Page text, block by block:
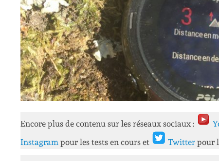
Encore plus de contenu sur les réseaux sociaux :
Instagram pour les tests en cours et Twitter pour